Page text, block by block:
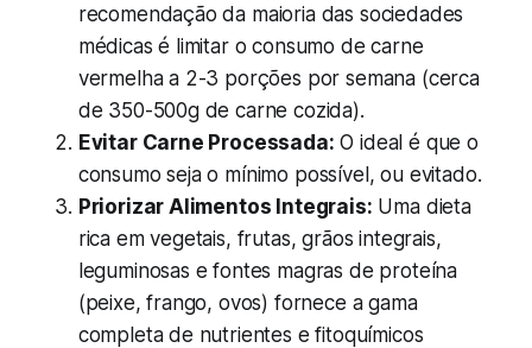
recomendação da maioria das sociedades
médicas é limitar o consumo de carne
vermelha a 2-3 porções por semana (cerca
de 350-500g de carne cozida).
Evitar Carne Processada: O ideal é que o
consumo seja o mínimo possível, ou evitado.
Priorizar Alimentos Integrais: Uma dieta
rica em vegetais, frutas, grãos integrais,
leguminosas e fontes magras de proteína
(peixe, frango, ovos) fornece a gama
completa de nutrientes e fitoquímicos